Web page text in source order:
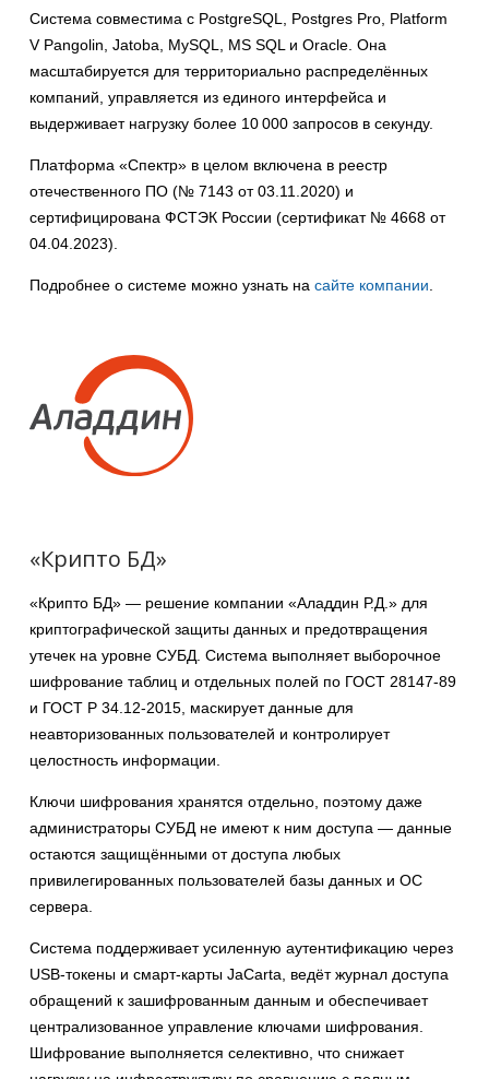
Система совместима с PostgreSQL, Postgres Pro, Platform
V Pangolin, Jatoba, MySQL, MS SQL и Oracle. Она
масштабируется для территориально распределённых
компаний, управляется из единого интерфейса и
выдерживает нагрузку более 10 000 запросов в секунду.
Платформа «Спектр» в целом включена в реестр
отечественного ПО (№ 7143 от 03.11.2020) и
сертифицирована ФСТЭК России (сертификат № 4668 от
04.04.2023).
Подробнее о системе можно узнать на сайте компании.
«Крипто БД»
«Крипто БД» — решение компании «Аладдин Р.Д.» для
криптографической защиты данных и предотвращения
утечек на уровне СУБД. Система выполняет выборочное
шифрование таблиц и отдельных полей по ГОСТ 28147-89
и ГОСТ Р 34.12-2015, маскирует данные для
неавторизованных пользователей и контролирует
целостность информации.
Ключи шифрования хранятся отдельно, поэтому даже
администраторы СУБД не имеют к ним доступа — данные
остаются защищёнными от доступа любых
привилегированных пользователей базы данных и ОС
сервера.
Система поддерживает усиленную аутентификацию через
USB-токены и смарт-карты JaCarta, ведёт журнал доступа
обращений к зашифрованным данным и обеспечивает
централизованное управление ключами шифрования.
Шифрование выполняется селективно, что снижает